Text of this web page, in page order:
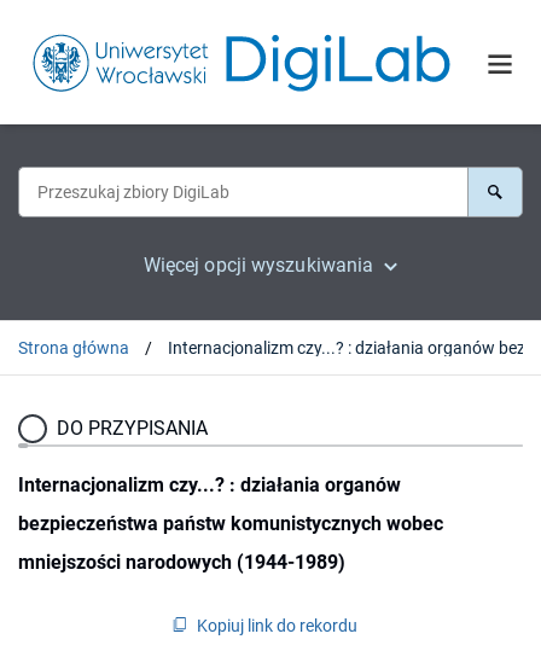
Więcej opcji wyszukiwania
Strona główna
DO PRZYPISANIA
Internacjonalizm czy...? : działania organów
bezpieczeństwa państw komunistycznych wobec
mniejszości narodowych (1944-1989)
Kopiuj link do rekordu